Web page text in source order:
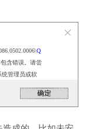
Q
含错误。请尝
统管理员或软